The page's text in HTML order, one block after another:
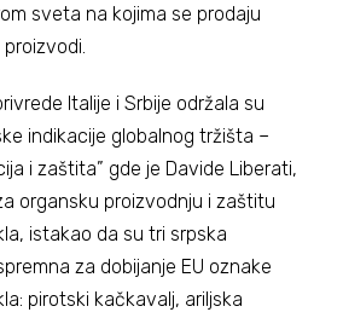
sveta na kojima se prodaju
Italije i Srbije održala su
indikacije globalnog tržišta –
i zaštita” gde je Davide Liberati,
organsku proizvodnju i zaštitu
istakao da su tri srpska
za dobijanje EU oznake
pirotski kačkavalj, ariljska